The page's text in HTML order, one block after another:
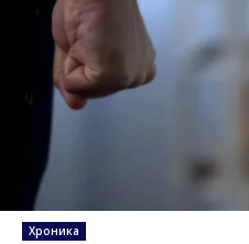
Хроника